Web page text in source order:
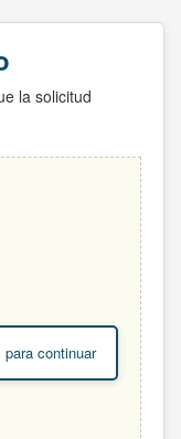
la solicitud
continuar